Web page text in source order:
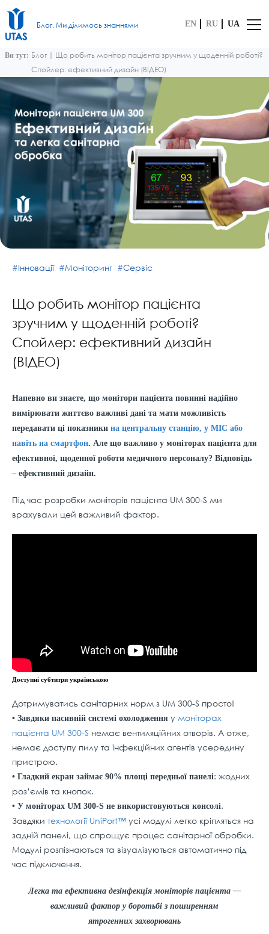
Блог. Ми ділимось знаннями EN RU UA
Ви тут: Блог | Що робить монітор пацієнта зручним у щоденній роботі?
Спойлер: ефективний дизайн (ВІДЕО)
Інновації Моніторинг Сервіс
Що робить монітор пацієнта
зручним у щоденній роботі?
Спойлер: ефективний дизайн
(ВІДЕО)
Напевно ви знаєте, що монітори пацієнта повинні надійно
вимірювати життєво важливі дані та мати можливість
передавати ці показники на центральну станцію, у МІС або
навіть на смартфон. Але що важливо у моніторах пацієнта для
ефективної, щоденної роботи медичного персоналу? Відповідь
– ефективний дизайн.
Під час розробки моніторів пацієнта UM 300-S ми
врахували цей важливий фактор.
Доступні субтитри українською
Дотримуватись санітарних норм з UM 300-S просто!
• Завдяки пасивній системі охолодження у моніторах
пацієнта UM 300-S немає вентиляційних отворів. А отже,
немає доступу пилу та інфекційних агентів усередину
пристрою.
• Гладкий екран займає 90% площі передньої панелі: жодних
роз’ємів та кнопок.
• У моніторах UM 300-S не використовуються консолі.
Завдяки технології UniPort™ усі модулі легко кріпляться на
задній панелі, що спрощує процес санітарної обробки.
Модулі розпізнаються та візуалізуються автоматично під
час підключення.
Легка та ефективна дезінфекція моніторів пацієнта —
важливий фактор у боротьбі з поширенням
ятрогенних захворювань